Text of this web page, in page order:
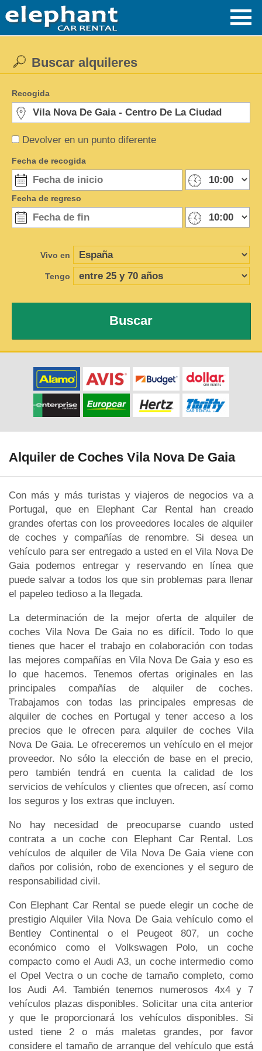
Devolver en un punto diferente
Buscar alquileres
Recogida
Fecha de recogida
Fecha de regreso
Vivo en
Tengo
Buscar
Alquiler de Coches Vila Nova De Gaia
Con más y más turistas y viajeros de negocios va a
Portugal, que en Elephant Car Rental han creado
grandes ofertas con los proveedores locales de alquiler
de coches y compañías de renombre. Si desea un
vehículo para ser entregado a usted en el Vila Nova De
Gaia podemos entregar y reservando en línea que
puede salvar a todos los que sin problemas para llenar
el papeleo tedioso a la llegada.
La determinación de la mejor oferta de alquiler de
coches Vila Nova De Gaia no es difícil. Todo lo que
tienes que hacer el trabajo en colaboración con todas
las mejores compañías en Vila Nova De Gaia y eso es
lo que hacemos. Tenemos ofertas originales en las
principales compañías de alquiler de coches.
Trabajamos con todas las principales empresas de
alquiler de coches en Portugal y tener acceso a los
precios que le ofrecen para alquiler de coches Vila
Nova De Gaia. Le ofreceremos un vehículo en el mejor
proveedor. No sólo la elección de base en el precio,
pero también tendrá en cuenta la calidad de los
servicios de vehículos y clientes que ofrecen, así como
los seguros y los extras que incluyen.
No hay necesidad de preocuparse cuando usted
contrata a un coche con Elephant Car Rental. Los
vehículos de alquiler de Vila Nova De Gaia viene con
daños por colisión, robo de exenciones y el seguro de
responsabilidad civil.
Con Elephant Car Rental se puede elegir un coche de
prestigio Alquiler Vila Nova De Gaia vehículo como el
Bentley Continental o el Peugeot 807, un coche
económico como el Volkswagen Polo, un coche
compacto como el Audi A3, un coche intermedio como
el Opel Vectra o un coche de tamaño completo, como
los Audi A4. También tenemos numerosos 4x4 y 7
vehículos plazas disponibles. Solicitar una cita anterior
y que le proporcionará los vehículos disponibles. Si
usted tiene 2 o más maletas grandes, por favor
considere el tamaño de arranque del vehículo que está